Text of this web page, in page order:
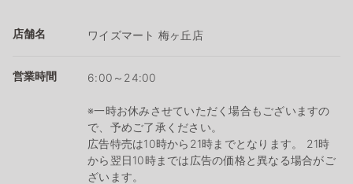
店舗名 ワイズマート 梅ヶ丘店
営業時間 6:00～24:00
※一時お休みさせていただく場合もございますの
で、予めご了承ください。
広告特売は10時から21時までとなります。 21時
から翌日10時までは広告の価格と異なる場合がご
ざいます。